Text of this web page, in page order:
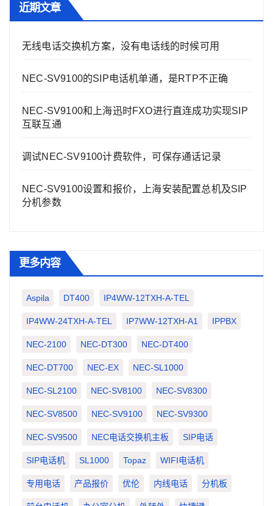
近期文章
无线电话交换机方案，没有电话线的时候可用
NEC-SV9100的SIP电话机单通，是RTP不正确
NEC-SV9100和上海迅时FXO进行直连成功实现SIP
互联互通
调试NEC-SV9100计费软件，可保存通话记录
NEC-SV9100设置和报价，上海安装配置总机及SIP
分机参数
更多内容
Aspila DT400 IP4WW-12TXH-A-TEL
IP4WW-24TXH-A-TEL IP7WW-12TXH-A1 IPPBX
NEC-2100 NEC-DT300 NEC-DT400
NEC-DT700 NEC-EX NEC-SL1000
NEC-SL2100 NEC-SV8100 NEC-SV8300
NEC-SV8500 NEC-SV9100 NEC-SV9300
NEC-SV9500 NEC电话交换机主板 SIP电话
SIP电话机 SL1000 Topaz WIFI电话机
专用电话 产品报价 优伦 内线电话 分机板